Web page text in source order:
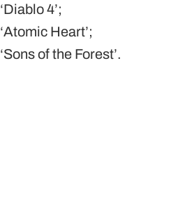
‘Diablo 4’;
‘Atomic Heart’;
‘Sons of the Forest’.